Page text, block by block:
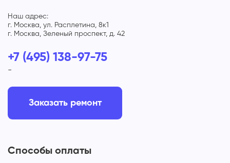
Наш адрес:
г. Москва, ул. Расплетина, 8к1
г. Москва, Зеленый проспект, д. 42
+7 (495) 138-97-75
-
Заказать ремонт
Способы оплаты